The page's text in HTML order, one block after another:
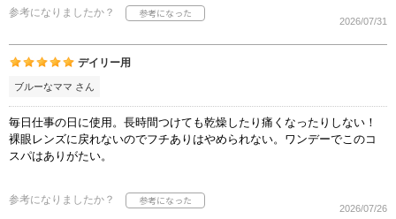
参考になりましたか？
2026/07/31
デイリー用
ブルーなママ さん
毎日仕事の日に使用。長時間つけても乾燥したり痛くなったりしない！
裸眼レンズに戻れないのでフチありはやめられない。ワンデーでこのコ
スパはありがたい。
参考になりましたか？
2026/07/26